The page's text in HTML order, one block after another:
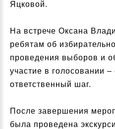
Яцковой.
На встрече Оксана
ребятам об
проведения выборов и
участие в голосовании
ответственный шаг.
После завершения
была проведена